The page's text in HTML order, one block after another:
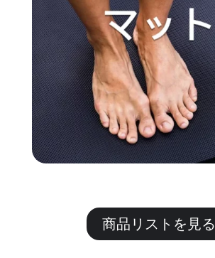
商品リストを見る